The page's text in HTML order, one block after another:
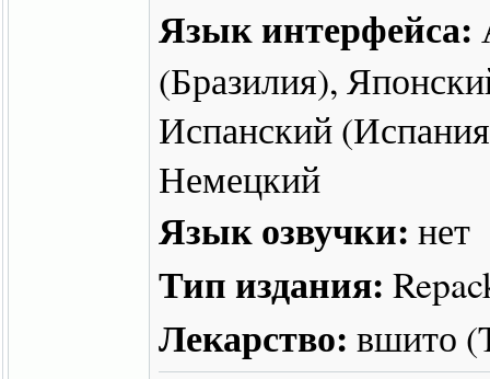
Язык интерфейса:
(Бразилия),
Испанский
Немецкий
Язык озвучки: нет
Тип издания:
Лекарство: вшито